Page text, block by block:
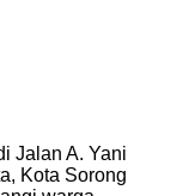
Jalan A. Yani
Kota Sorong